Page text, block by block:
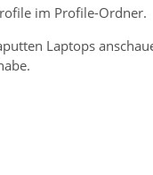
im Profile-Ordner.
Laptops